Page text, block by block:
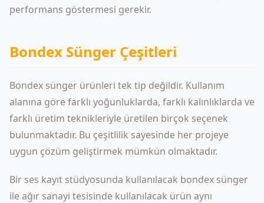
performans göstermesi gerekir.
Bondex Sünger Çeşitleri
Bondex sünger ürünleri tek tip değildir. Kullanım
alanına göre farklı yoğunluklarda, farklı kalınlıklarda ve
farklı üretim teknikleriyle üretilen birçok seçenek
bulunmaktadır. Bu çeşitlilik sayesinde her projeye
uygun çözüm geliştirmek mümkün olmaktadır.
Bir ses kayıt stüdyosunda kullanılacak bondex sünger
ile ağır sanayi tesisinde kullanılacak ürün aynı